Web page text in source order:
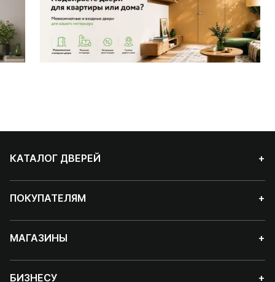
КАТАЛОГ ДВЕРЕЙ +
ПОКУПАТЕЛЯМ +
МАГАЗИНЫ +
БИЗНЕСУ +